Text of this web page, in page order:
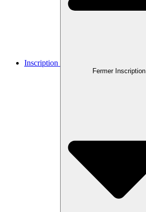
Inscription
Fermer Inscription